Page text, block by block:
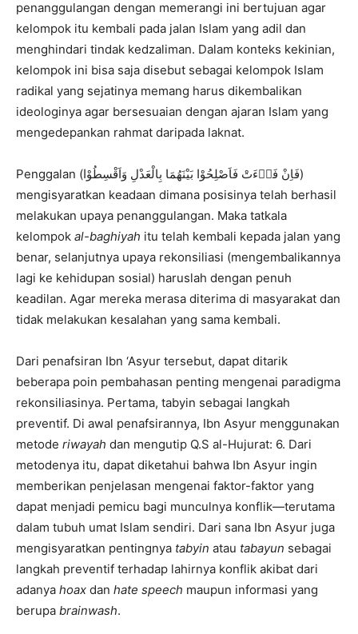
penanggulangan dengan memerangi ini bertujuan agar
kelompok itu kembali pada jalan Islam yang adil dan
menghindari tindak kedzaliman. Dalam konteks kekinian,
kelompok ini bisa saja disebut sebagai kelompok Islam
radikal yang sejatinya memang harus dikembalikan
ideologinya agar bersesuaian dengan ajaran Islam yang
mengedepankan rahmat daripada laknat.
Penggalan (فَاِنْ فَاۤءَتْ فَاَصْلِحُوْا بَيْنَهُمَا بِالْعَدْلِ وَاَقْسِطُوْا)
mengisyaratkan keadaan dimana posisinya telah berhasil
melakukan upaya penanggulangan. Maka tatkala
kelompok al-baghiyah itu telah kembali kepada jalan yang
benar, selanjutnya upaya rekonsiliasi (mengembalikannya
lagi ke kehidupan sosial) haruslah dengan penuh
keadilan. Agar mereka merasa diterima di masyarakat dan
tidak melakukan kesalahan yang sama kembali.
Dari penafsiran Ibn ‘Asyur tersebut, dapat ditarik
beberapa poin pembahasan penting mengenai paradigma
rekonsiliasinya. Pertama, tabyin sebagai langkah
preventif. Di awal penafsirannya, Ibn Asyur menggunakan
metode riwayah dan mengutip Q.S al-Hujurat: 6. Dari
metodenya itu, dapat diketahui bahwa Ibn Asyur ingin
memberikan penjelasan mengenai faktor-faktor yang
dapat menjadi pemicu bagi munculnya konflik—terutama
dalam tubuh umat Islam sendiri. Dari sana Ibn Asyur juga
mengisyaratkan pentingnya tabyin atau tabayun sebagai
langkah preventif terhadap lahirnya konflik akibat dari
adanya hoax dan hate speech maupun informasi yang
berupa brainwash.